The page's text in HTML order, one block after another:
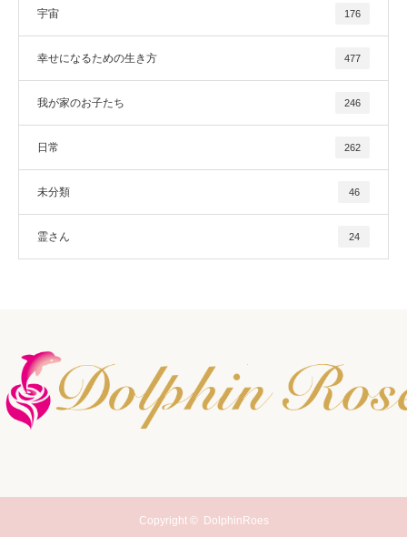
宇宙 176
幸せになるための生き方 477
我が家のお子たち 246
日常 262
未分類 46
霊さん 24
Copyright © DolphinRoes